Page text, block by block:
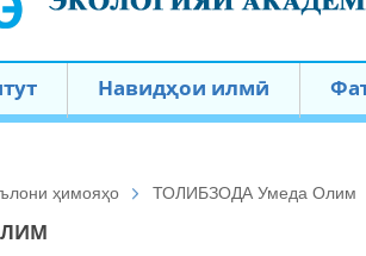
Навидҳои илмӣ
ҳимояҳо ТОЛИБЗОДА Умеда Олим